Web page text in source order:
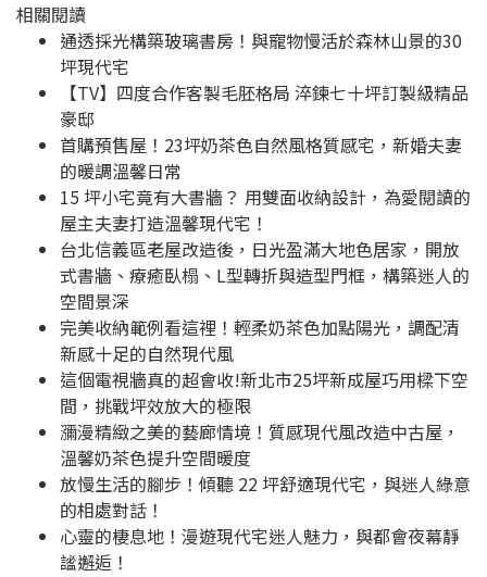
相關閱讀
通透採光構築玻璃書房！與寵物慢活於森林山景的30
坪現代宅
【TV】四度合作客製毛胚格局 淬鍊七十坪訂製級精品
豪邸
首購預售屋！23坪奶茶色自然風格質感宅，新婚夫妻
的暖調溫馨日常
15 坪小宅竟有大書牆？ 用雙面收納設計，為愛閱讀的
屋主夫妻打造溫馨現代宅！
台北信義區老屋改造後，日光盈滿大地色居家，開放
式書牆、療癒臥榻、L型轉折與造型門框，構築迷人的
空間景深
完美收納範例看這裡！輕柔奶茶色加點陽光，調配清
新感十足的自然現代風
這個電視牆真的超會收!新北市25坪新成屋巧用樑下空
間，挑戰坪效放大的極限
瀰漫精緻之美的藝廊情境！質感現代風改造中古屋，
溫馨奶茶色提升空間暖度
放慢生活的腳步！傾聽 22 坪舒適現代宅，與迷人綠意
的相處對話！
心靈的棲息地！漫遊現代宅迷人魅力，與都會夜幕靜
謐邂逅！